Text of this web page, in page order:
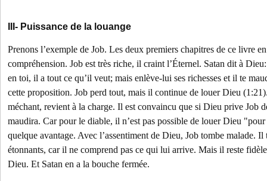
III- Puissance de la louange
Prenons l’exemple de Job. Les deux premiers chapitres de ce livre
compréhension. Job est très riche, il craint l’Éternel. Satan dit à
en toi, il a tout ce qu’il veut; mais enlève-lui ses richesses et il te
cette proposition. Job perd tout, mais il continue de louer Dieu
méchant, revient à la charge. Il est convaincu que si Dieu prive Job
maudira. Car pour le diable, il n’est pas possible de louer Dieu
quelque avantage. Avec l’assentiment de Dieu, Job tombe malade.
étonnants, car il ne comprend pas ce qui lui arrive. Mais il reste
Dieu. Et Satan en a la bouche fermée.